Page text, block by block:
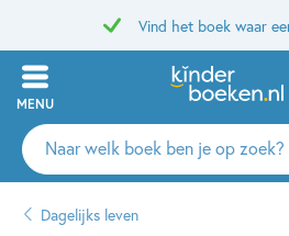
Vind het boek waar
MENU
Zoeken
naar
auteurs
Dagelijks leven